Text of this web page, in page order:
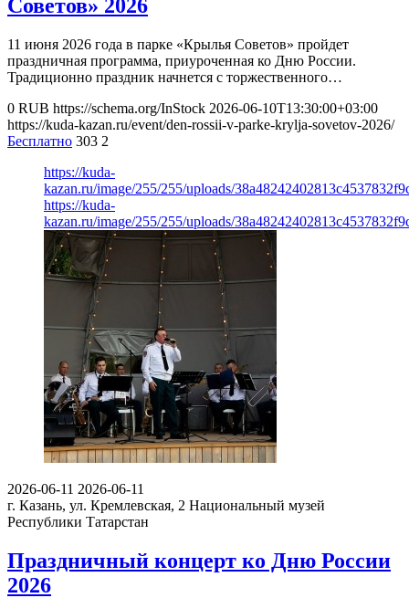
Советов» 2026
11 июня 2026 года в парке «Крылья Советов» пройдет
праздничная программа, приуроченная ко Дню России.
Традиционно праздник начнется с торжественного…
0 RUB https://schema.org/InStock 2026-06-10T13:30:00+03:00
https://kuda-kazan.ru/event/den-rossii-v-parke-krylja-sovetov-2026/
Бесплатно 303 2
https://kuda-
kazan.ru/image/255/255/uploads/
https://kuda-
kazan.ru/image/255/255/uploads/
2026-06-11 2026-06-11
г. Казань, ул. Кремлевская, 2 Национальный музей
Республики Татарстан
Праздничный концерт ко Дню России
2026